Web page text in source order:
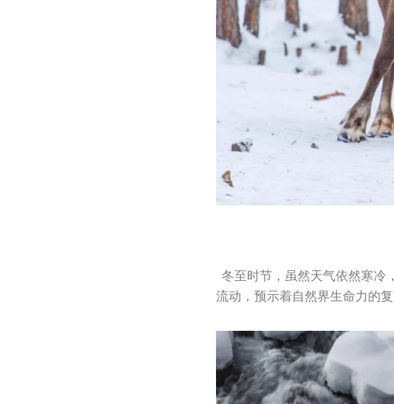
冬至时节，虽然天气依然寒冷
流动，预示着自然界生命力的复